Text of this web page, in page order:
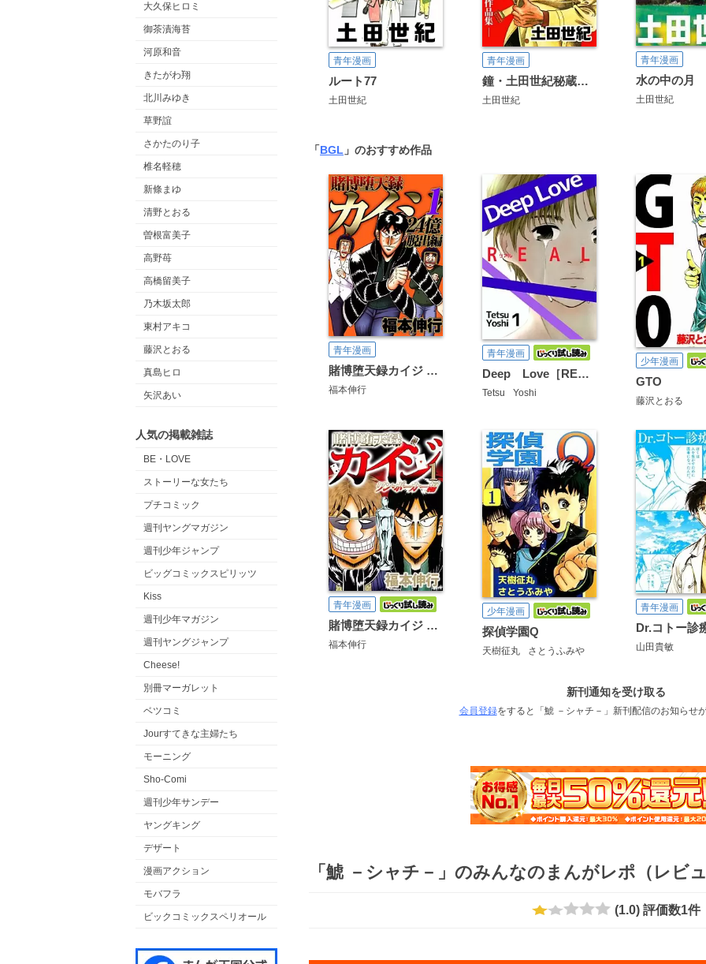
大久保ヒロミ
御茶漬海苔
河原和音
きたがわ翔
北川みゆき
草野誼
さかたのり子
椎名軽穂
新條まゆ
清野とおる
曽根富美子
高野苺
高橋留美子
乃木坂太郎
東村アキコ
藤沢とおる
真島ヒロ
矢沢あい
人気の掲載雑誌
BE・LOVE
ストーリーな女たち
プチコミック
週刊ヤングマガジン
週刊少年ジャンプ
ビッグコミックスピリッツ
Kiss
週刊少年マガジン
週刊ヤングジャンプ
Cheese!
別冊マーガレット
ベツコミ
Jourすてきな主婦たち
モーニング
Sho-Comi
週刊少年サンデー
ヤングキング
デザート
漫画アクション
モバフラ
ビックコミックスペリオール
青年漫画
ルート77
土田世紀
青年漫画
鐘・土田世紀秘蔵作品集
土田世紀
青年漫画
水の中の月
土田世紀
「BGL 」のおすすめ作品
青年漫画
賭博堕天録カイジ 24億脱出編
福本伸行
青年漫画
Deep Love［REAL]
Tetsu Yoshi
少年漫画
GTO
藤沢とおる
青年漫画
賭博堕天録カイジ ワン・ポーカー編
福本伸行
少年漫画
探偵学園Q
天樹征丸 さとうふみや
青年漫画
Dr.コトー診
山田貴敏
新刊通知を受け取る
会員登録をすると「鯱 －シャチ－」新刊配信のお知らせ
「鯱 －シャチ－」のみんなのまんがレポ（レビ
(1.0) 評価数1件